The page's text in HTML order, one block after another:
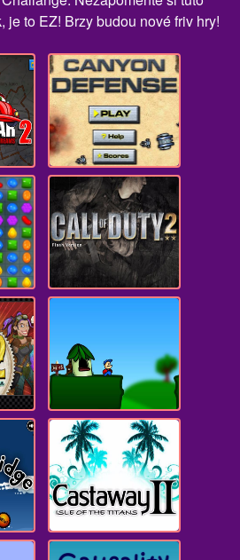
je to EZ! Brzy budou nové friv hry!